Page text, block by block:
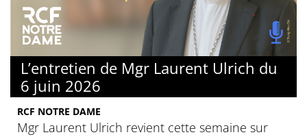
L’entretien de Mgr Laurent Ulrich du
6 juin 2026
RCF NOTRE DAME
Mgr Laurent Ulrich revient cette semaine sur